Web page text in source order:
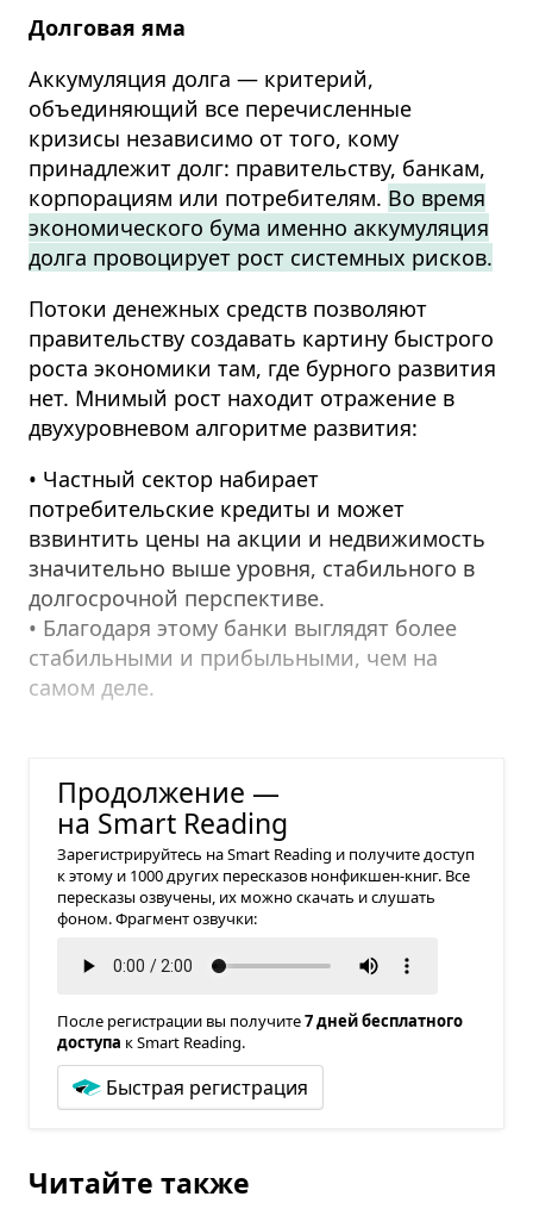
Долговая яма
Аккумуляция долга — критерий,
объединяющий все перечисленные
кризисы независимо от того, кому
принадлежит долг: правительству, банкам,
корпорациям или потребителям. Во время
экономического бума именно аккумуляция
долга провоцирует рост системных рисков.
Потоки денежных средств позволяют
правительству создавать картину быстрого
роста экономики там, где бурного развития
нет. Мнимый рост находит отражение в
двухуровневом алгоритме развития:
• Частный сектор набирает
потребительские кредиты и может
взвинтить цены на акции и недвижимость
значительно выше уровня, стабильного в
долгосрочной перспективе.
• Благодаря этому банки выглядят более
стабильными и прибыльными, чем на
самом деле.
Продолжение —
на Smart Reading
Зарегистрируйтесь на Smart Reading и получите доступ
к этому и 1000 других пересказов нонфикшен-книг. Все
пересказы озвучены, их можно скачать и слушать
фоном. Фрагмент озвучки:
После регистрации вы получите7 дней бесплатного
доступа к Smart Reading.
Быстрая регистрация
Читайте также